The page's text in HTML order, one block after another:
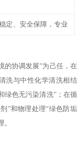
定、安全保障，专业
的协调发展”为己任，在
洗与中性化学清洗相结
绿色无污染清洗”；在循
”和物理处理“绿色防垢